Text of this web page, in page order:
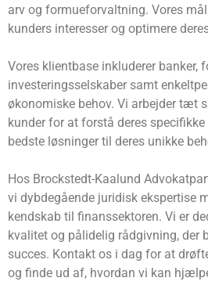
arv og formueforvaltning. Vores
kunders interesser og optimere
Vores klientbase inkluderer banker,
investeringsselskaber samt
økonomiske behov. Vi arbejder tæt
kunder for at forstå deres
bedste løsninger til deres unikke
Hos Brockstedt-Kaalund
vi dybdegående juridisk ekspertise
kendskab til finanssektoren. Vi er
kvalitet og pålidelig rådgivning, der
succes. Kontakt os i dag for at
og finde ud af, hvordan vi kan